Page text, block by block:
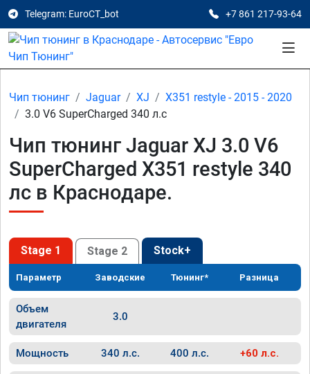
Telegram: EuroCT_bot +7 861 217-93-64
Чип тюнинг Jaguar XJ
X351 restyle - 2015 - 2020
3.0 V6 SuperCharged 340 л.с
Чип тюнинг Jaguar XJ 3.0 V6
SuperCharged X351 restyle 340
лс в Краснодаре.
Stage 1 Stage 2 Stock+
Параметр Заводские Тюнинг* Разница
Объем
двигателя
3.0
Мощность 340 л.с. 400 л.с. +60 л.с.